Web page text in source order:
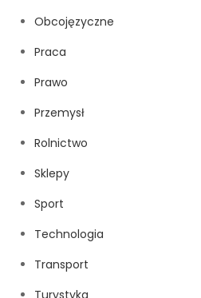
Obcojęzyczne
Praca
Prawo
Przemysł
Rolnictwo
Sklepy
Sport
Technologia
Transport
Turystyka